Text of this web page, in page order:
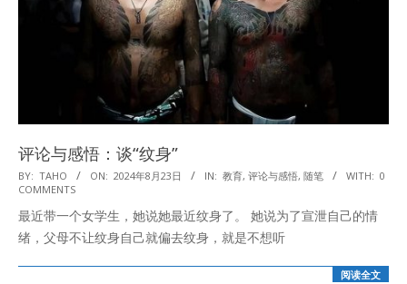
评论与感悟：谈“纹身”
2024-
08-
23
BY: TAHO ON: 2024年8月23日 IN: 教育, 评论与感悟, 随笔 WITH: 0
COMMENTS
最近带一个女学生，她说她最近纹身了。 她说为了宣泄自己的情
绪，父母不让纹身自己就偏去纹身，就是不想听
阅读全文